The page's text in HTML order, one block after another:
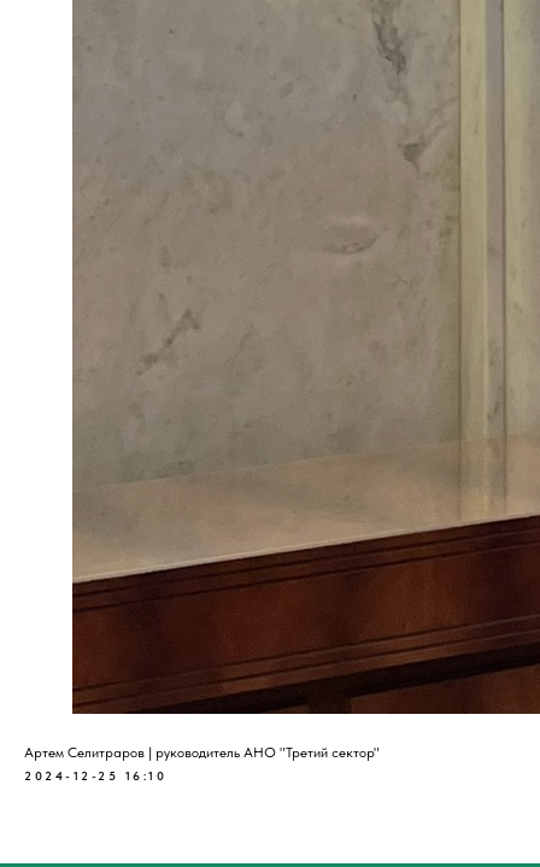
Артем Селитраров | руководитель АНО "Третий сектор"
2024-12-25 16:10